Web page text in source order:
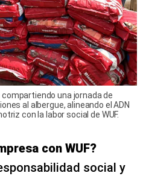
una jornada de
al albergue, alineando el ADN
con la labor social de WUF.
con WUF?
social y